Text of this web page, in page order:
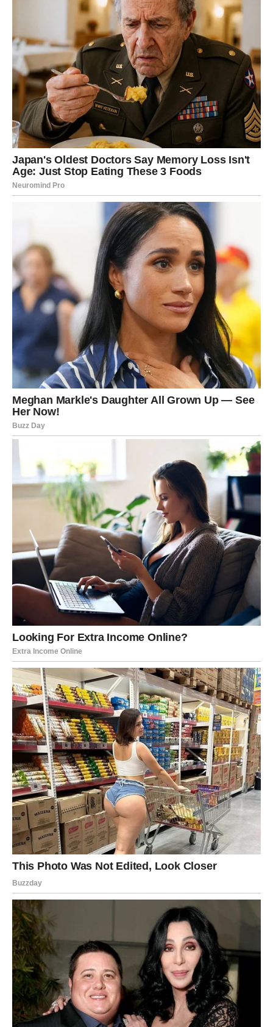
emotivnu privlačnost prema osobi koja im budi sigurnost i
Romansa može početi vrlo nežno, ali sa
dubinom koja obećava trajnost.
LAV
Vi danas zračite posebnom toplinom. Ako ste zauzeti,
partner vam pokazuje koliko vas ceni i voli, možda čak i
kroz priznanje koje niste očekivali. Slobodni Lavovi mogu
započeti romantičnu priču koja počinje kao igra, ali brzo
dobija ozbiljniji ton.Neko se zaljubljuje u vašu energiju i
harizmu.
Ljubav danas dolazi tiho i nenametljivo. Ako ste u vezi,
osećate stabilnost i mir, ali i potrebu da pokažete emocije
kroz brigu i pažnju. Slobodne Device mogu shvatiti da im
je neko već duže vreme emotivno blizak, ali to tek sada
postaje jasno.
Romansa se rađa iz poverenja i
razumevanja.
VAGA
Jedan od najromantičnijih znakova dana. Ako ste zauzeti,
danas se vraća harmonija i osećaj zaljubljenosti.
Slobodne Vage mogu upoznati osobu koja ih osvaja
manirima, pažnjom i toplinom.
Romansa je veoma
, posebno ako se prepustite emocijama bez
previše razmišljanja.
ŠKORPIJA
Strasti su duboke, ali kontrolisane. Ako ste u vezi, danas
se može desiti snažno emotivno priznanje ili trenutak
potpune bliskosti. Slobodne Škorpije mogu privući osobu
sa kojom se oseća jaka hemija od prvog trenutka.
romansa koja se ne zaboravlja lako.
STRELAC
Ljubav vam danas dolazi kroz smeh, spontanost i osećaj
slobode. Ako ste u vezi, zajednički trenutci donose radost
i podsećaju vas zašto ste zajedno. Slobodni Strelčevi
mogu ući u romansu sa osobom koja ih mentalno
inspiriše.Nešto što počne neobavezno može postati
veoma ozbiljno.
JARAC
Emocije su stabilne, ali snažne. Ako ste zauzeti, danas se
jača poverenje i osećaj sigurnosti. Slobodni Jarčevi mogu
privući osobu koja želi ozbiljnu vezu, bez igrica.
Romansa dolazi tiho, ali sa jasnom namerom.
VODOLIJA
Neočekivana emocija vas može iznenaditi. Ako ste u vezi,
partner vam može pokazati emocije na način koji vas
duboko dira. Slobodne Vodolije mogu započeti neobičnu,